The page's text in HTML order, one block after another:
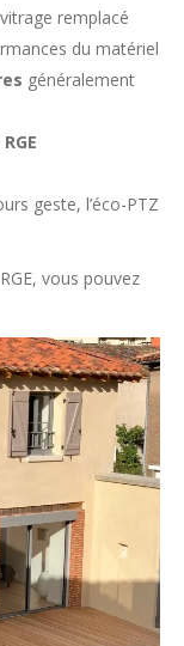
remplacé
du matériel
généralement
geste, l’éco-PTZ
vous pouvez